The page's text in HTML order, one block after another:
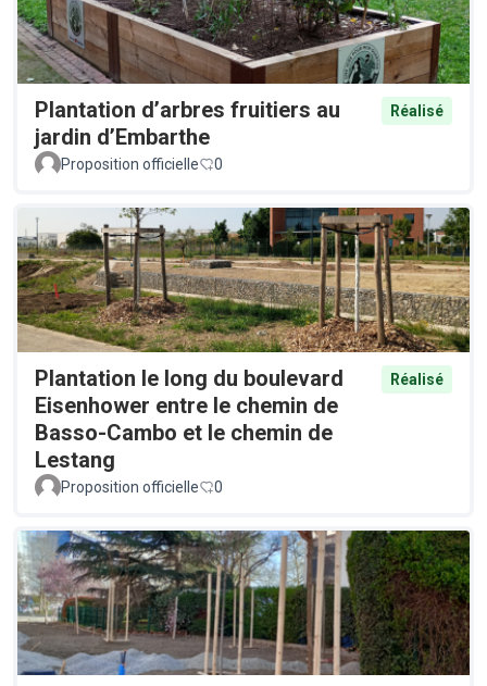
Plantation d’arbres fruitiers au
jardin d’Embarthe
Réalisé
Proposition officielle 0
Plantation le long du boulevard
Eisenhower entre le chemin de
Basso-Cambo et le chemin de
Lestang
Réalisé
Proposition officielle 0